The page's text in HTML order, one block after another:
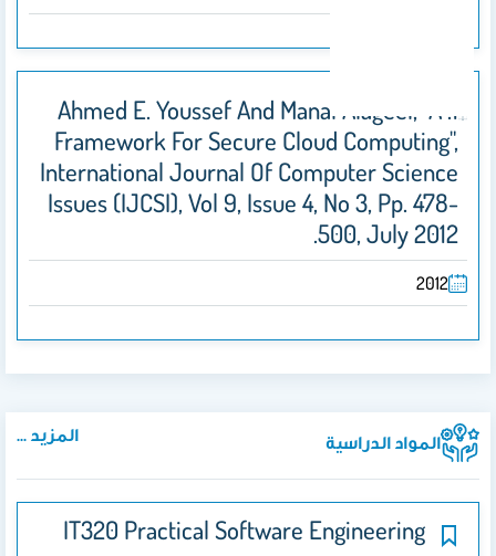
1. Ahmed E. Youssef And Manal Alageel, "A
Framework For Secure Cloud Computing",
International Journal Of Computer Science
Issues (IJCSI), Vol 9, Issue 4, No 3, Pp. 478-
500, July 2012.
2012
المواد الدراسية المزيد ...
IT320 Practical Software Engineering